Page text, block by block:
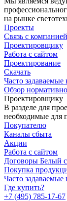
на рынке
Проекты
Связь с компанией
Проектировщику
Работа с сайтом
Проектирование
Скачать
Часто задаваемые
Обзор
Проектировщику
В разделе для
необходимые для
Покупателю
Каналы сбыта
Акции
Работа с сайтом
Договоры Белый
Покупка
Часто задаваемые
Где купить?
+7 (495) 785-17-67